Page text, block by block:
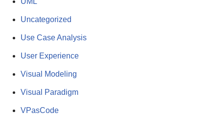
Uncategorized
Use Case Analysis
User Experience
Visual Modeling
Visual Paradigm
VPasCode